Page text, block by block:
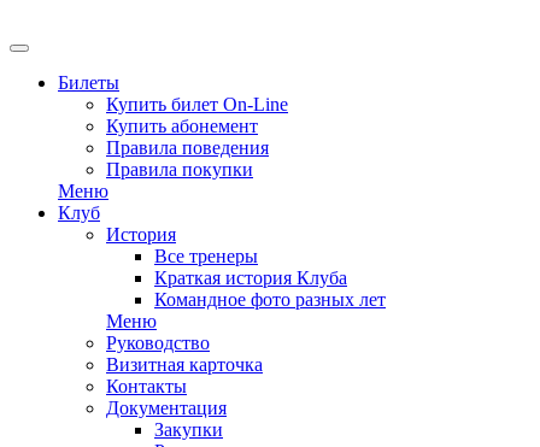
Билеты
Купить билет On-Line
Купить абонемент
Правила поведения
Правила покупки
Меню
Клуб
История
Все тренеры
Краткая история Клуба
Командное фото разных лет
Меню
Руководство
Визитная карточка
Контакты
Документация
Закупки